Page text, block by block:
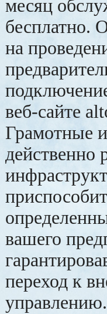
месяц
бесплатно.
на
веб-сайте
Грамотные
действенно
вашего
переход к